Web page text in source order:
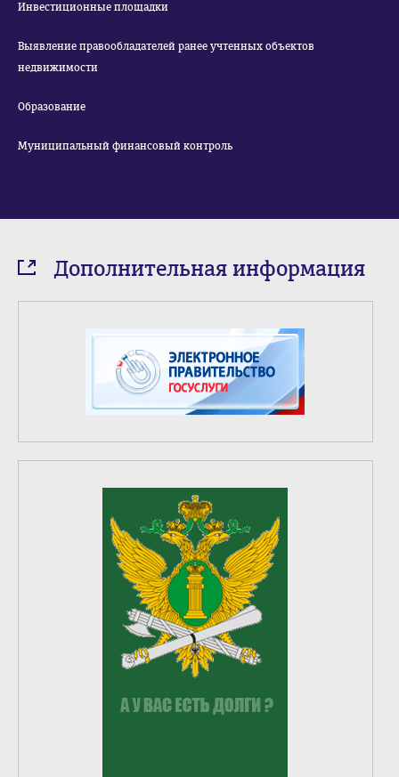
Инвестиционные площадки
Выявление правообладателей ранее учтенных объектов
недвижимости
Образование
Муниципальный финансовый контроль
Дополнительная информация